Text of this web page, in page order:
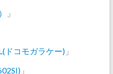
」
ドコモガラケー)」
」